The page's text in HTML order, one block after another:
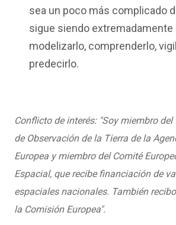
sea un poco más complicado
sigue siendo
modelizarlo, comprenderlo,
predecirlo.
Conflicto de interés: "Soy miembro
de Observación de la Tierra de la
Europea y miembro del Comité
Espacial, que recibe financiación de
espaciales nacionales. También
la Comisión Europea".